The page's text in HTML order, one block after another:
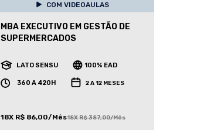
COM VIDEOAULAS
MBA EXECUTIVO EM GESTÃO DE
SUPERMERCADOS
LATO SENSU 100% EAD
360 A 420H 2 A 12 MESES
18X R$ 86,00/Mês18X R$ 387,00/Mês